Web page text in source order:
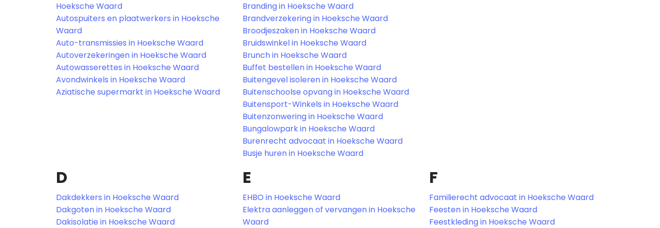
Hoeksche Waard
Autospuiters en plaatwerkers in Hoeksche
Waard
Auto-transmissies in Hoeksche Waard
Autoverzekeringen in Hoeksche Waard
Autowasserettes in Hoeksche Waard
Avondwinkels in Hoeksche Waard
Aziatische supermarkt in Hoeksche Waard
Branding in Hoeksche Waard
Brandverzekering in Hoeksche Waard
Broodjeszaken in Hoeksche Waard
Bruidswinkel in Hoeksche Waard
Brunch in Hoeksche Waard
Buffet bestellen in Hoeksche Waard
Buitengevel isoleren in Hoeksche Waard
Buitenschoolse opvang in Hoeksche Waard
Buitensport-Winkels in Hoeksche Waard
Buitenzonwering in Hoeksche Waard
Bungalowpark in Hoeksche Waard
Burenrecht advocaat in Hoeksche Waard
Busje huren in Hoeksche Waard
D
Dakdekkers in Hoeksche Waard
Dakgoten in Hoeksche Waard
Dakisolatie in Hoeksche Waard
E
EHBO in Hoeksche Waard
Elektra aanleggen of vervangen in Hoeksche
Waard
F
Familierecht advocaat in Hoeksche Waard
Feesten in Hoeksche Waard
Feestkleding in Hoeksche Waard